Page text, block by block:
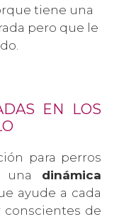
tiene una
pero que le
EN LOS
para perros
una dinámica
ayude a cada
conscientes de